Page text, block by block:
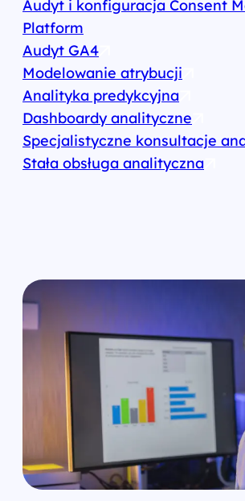
Audyt i konfiguracja Consent
Platform
Audyt GA4
Modelowanie atrybucji
Analityka predykcyjna
Dashboardy analityczne
Specjalistyczne konsultacje
Stała obsługa analityczna